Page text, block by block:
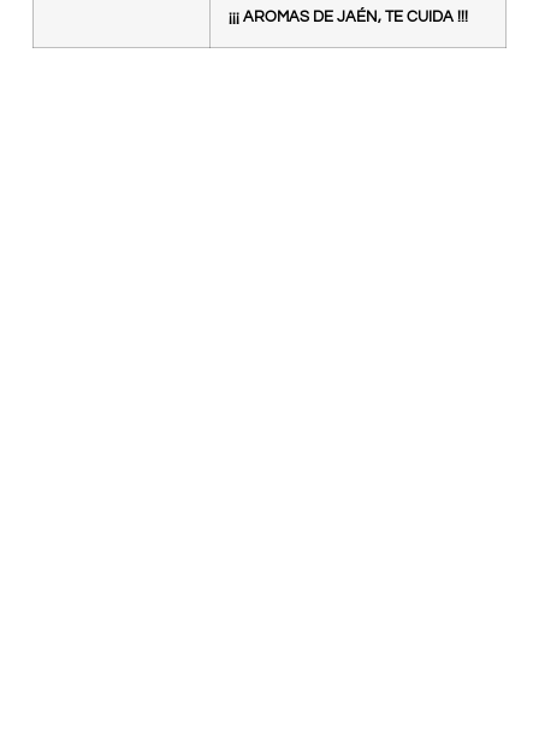
¡¡¡ AROMAS DE JAÉN, TE CUIDA !!!